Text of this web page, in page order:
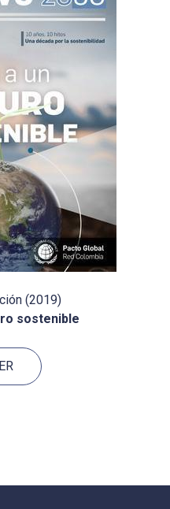
(2019)
sostenible